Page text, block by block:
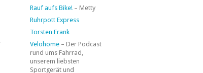
Rauf aufs Bike!– Metty
Ruhrpott Express
Torsten Frank
Velohome– Der Podcast
rund ums Fahrrad,
unserem liebsten
Sportgerät und